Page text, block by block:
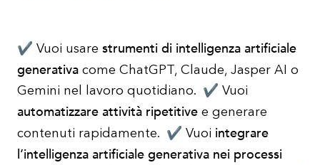
✔ Vuoi usare strumenti di intelligenza artificiale
generativa come ChatGPT, Claude, Jasper AI o
Gemini nel lavoro quotidiano. ✔ Vuoi
automatizzare attività ripetitive e generare
contenuti rapidamente. ✔ Vuoi integrare
l’intelligenza artificiale generativa nei processi